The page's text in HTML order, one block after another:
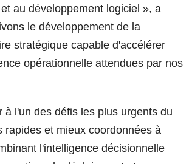
au développement logiciel », a
le développement de la
stratégique capable d'accélérer
opérationnelle attendues par nos
l'un des défis les plus urgents du
et mieux coordonnées à
l'intelligence décisionnelle